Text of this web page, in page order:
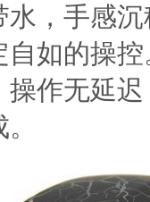
，手感
如的操
作无延